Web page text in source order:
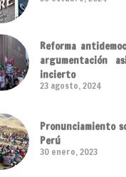
Reforma
argumentación
incierto
23 agosto, 2024
Pronunciamiento
Perú
30 enero, 2023